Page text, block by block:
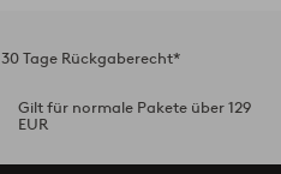
30 Tage Rückgaberecht*
Gilt für normale Pakete über 129
EUR